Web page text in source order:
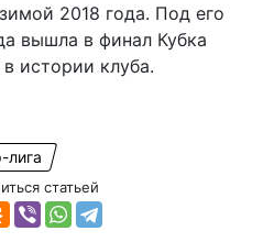
2018 года. Под его
вышла в финал Кубка
истории клуба.
лига
статьей